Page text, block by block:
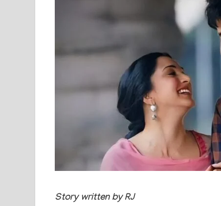
Story written by RJ